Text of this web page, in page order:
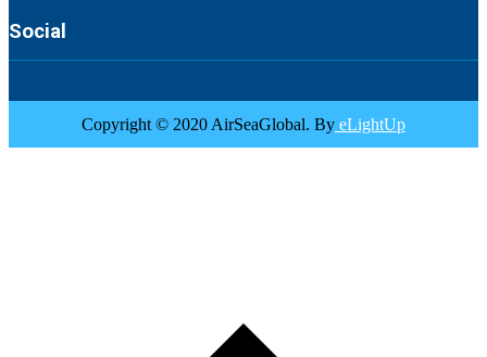
Social
Copyright © 2020 AirSeaGlobal. By eLightUp